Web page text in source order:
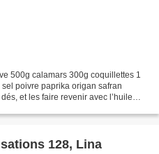
500g calamars 300g coquillettes 1
poivre paprika origan safran
et les faire revenir avec l’huile
128, Lina